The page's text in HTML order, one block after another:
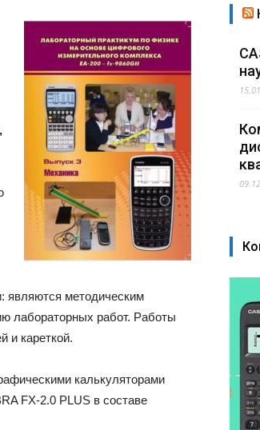
являются методическим
лабораторных работ. Работы
и кареткой.
калькуляторами
FX-2.0 PLUS в составе